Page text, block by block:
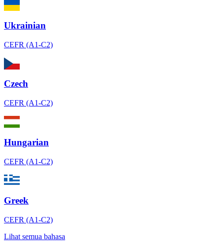
Ukrainian
CEFR (A1-C2)
Czech
CEFR (A1-C2)
Hungarian
CEFR (A1-C2)
Greek
CEFR (A1-C2)
Lihat semua bahasa